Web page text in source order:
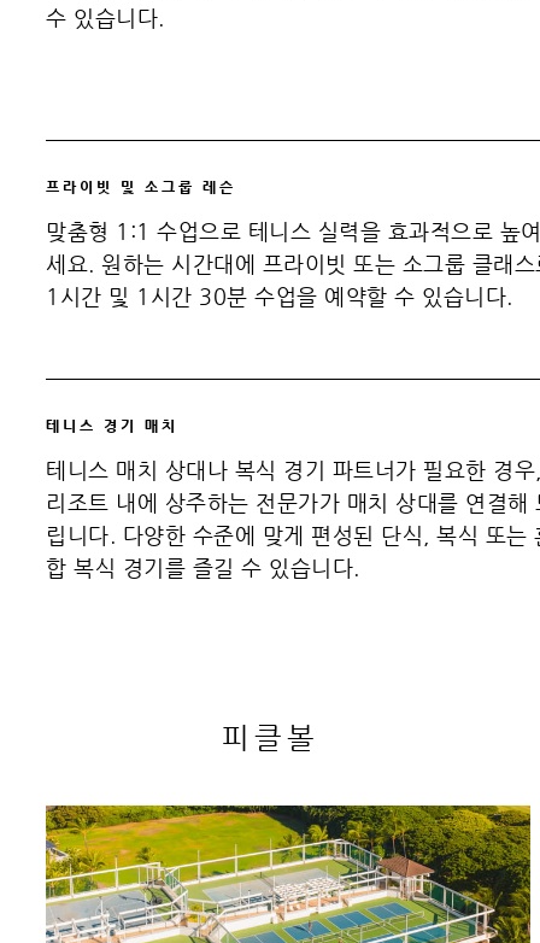
수 있습니다.
프라이빗 및 소그룹 레슨
맞춤형 1:1 수업으로 테니스 실력을 효과적으로 높
세요. 원하는 시간대에 프라이빗 또는 소그룹 클래스
1시간 및 1시간 30분 수업을 예약할 수 있습니다.
테니스 경기 매치
테니스 매치 상대나 복식 경기 파트너가 필요한 경우
리조트 내에 상주하는 전문가가 매치 상대를 연결해
립니다. 다양한 수준에 맞게 편성된 단식, 복식 또는
합 복식 경기를 즐길 수 있습니다.
피클볼